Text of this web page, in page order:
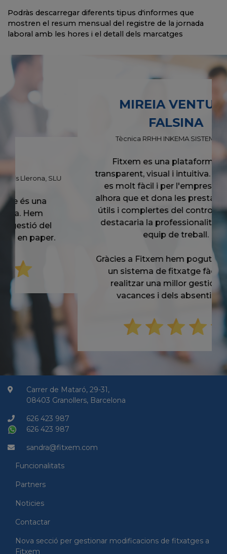
Podràs descarregar diferents tipus d'informes que
mostren el resum mensual del registre de la jornada
laboral amb les hores i el detall dels marcatges
MIREIA VENTURA
Tècnica RRHH INKEMA SISTEMAS, S.L
Fitxem es una plataforma molt
transparent, visual i intuitiva. Per l'usuari
es molt fàcil i per l'empresa també,
alhora que et dona les prestacions mes
útils i complertes del control horari. En
destacaria la professionalitat del seu
equip de treball.
Gràcies a Fitxem hem pogut incorporar
un sistema de fitxatge fàcil i ágil i
realitzar una millor gestió de les
vacances i dels absentismes.
Carrer de Mataró, 29-31,
08403 Granollers, Barcelona
626 423 987
626 423 987
sandra@fitxem.com
Funcionalitats
Partners
Noticies
Contactar
Nova secció per gestionar modificacions de fitxatges a
Fitxem